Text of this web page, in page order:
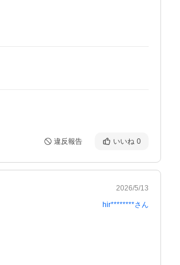
違反報告 いいね 0
2026/5/13
hir********さん